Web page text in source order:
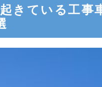
きている工事